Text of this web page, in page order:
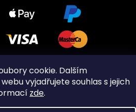
cookie. Dalším
vyjadřujete souhlas s jejich
zde.
. Všechna práva
vyhrazena.